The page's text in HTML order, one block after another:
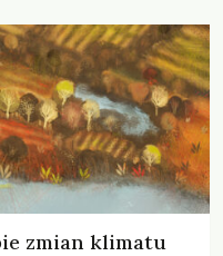
zmian klimatu